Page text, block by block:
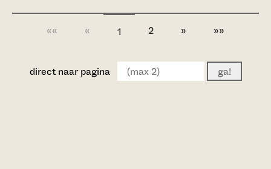
«« « 1 2 » »»
direct naar pagina ga!